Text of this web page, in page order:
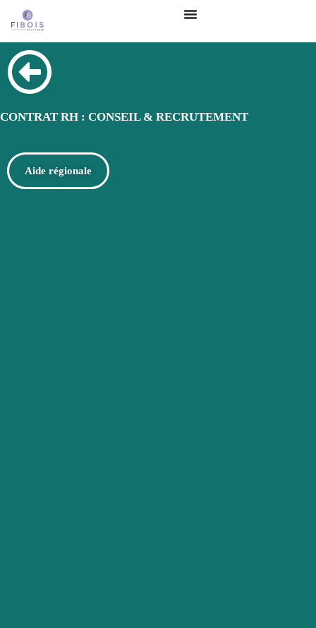
CONTRAT RH : CONSEIL & RECRUTEMENT
Aide régionale